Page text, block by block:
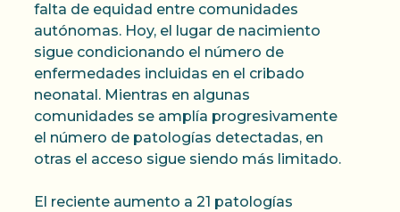
falta de equidad entre comunidades
autónomas. Hoy, el lugar de nacimiento
sigue condicionando el número de
enfermedades incluidas en el cribado
neonatal. Mientras en algunas
comunidades se amplía progresivamente
el número de patologías detectadas, en
otras el acceso sigue siendo más limitado.
El reciente aumento a 21 patologías